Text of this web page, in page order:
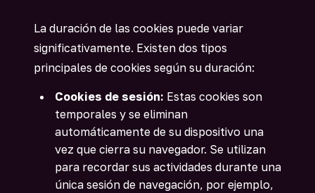
La duración de las cookies puede variar
significativamente. Existen dos tipos
principales de cookies según su duración:
Cookies de sesión: Estas cookies son
temporales y se eliminan
automáticamente de su dispositivo una
vez que cierra su navegador. Se utilizan
para recordar sus actividades durante una
única sesión de navegación, por ejemplo,